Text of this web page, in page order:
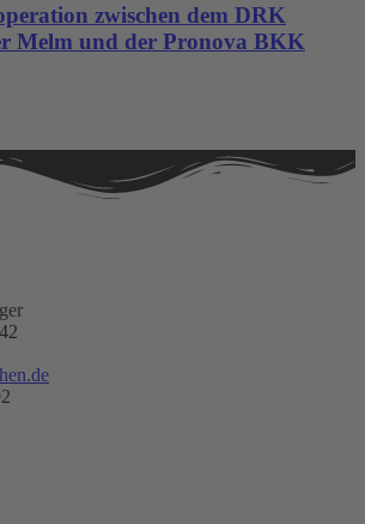
zwischen dem DRK
Melm und der Pronova BKK